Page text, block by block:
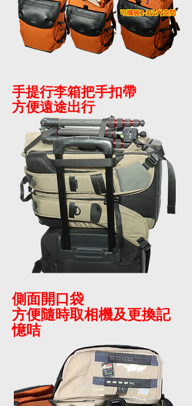
手提行李箱把手扣帶
方便遠途出行
側面開口袋
方便隨時取相機及更換記
憶咭